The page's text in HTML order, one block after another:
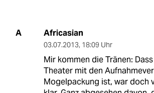
A Africasian
03.07.2013, 18:09 Uhr
Mir kommen die Tränen:
Theater mit den
Mogelpackung ist, war doch